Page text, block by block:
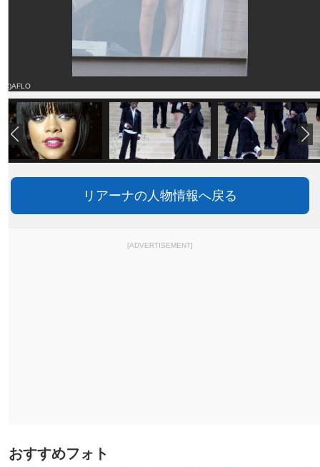
(C)AFLO
リアーナの人物情報へ戻る
[ADVERTISEMENT]
おすすめフォト